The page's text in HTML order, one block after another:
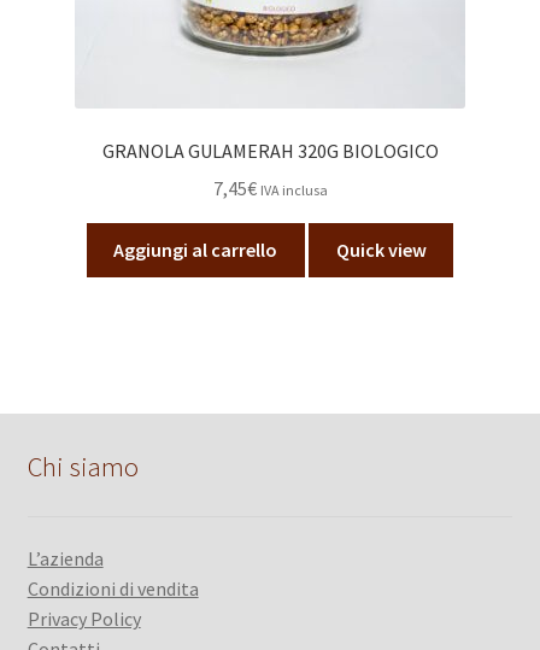
GRANOLA GULAMERAH 320G BIOLOGICO
7,45€ IVA inclusa
Aggiungi al carrello Quick view
Chi siamo
L’azienda
Condizioni di vendita
Privacy Policy